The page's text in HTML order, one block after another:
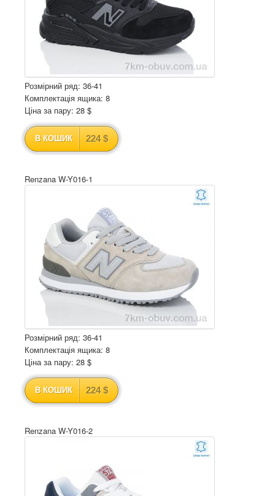
Розмірний ряд: 36-41
Комплектація ящика: 8
Ціна за пару: 28 $
В КОШИК 224 $
Renzana W-Y016-1
Розмірний ряд: 36-41
Комплектація ящика: 8
Ціна за пару: 28 $
В КОШИК 224 $
Renzana W-Y016-2